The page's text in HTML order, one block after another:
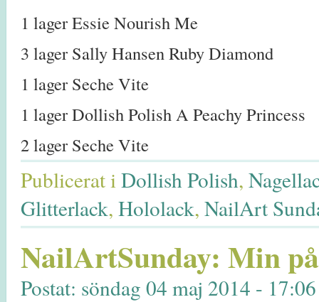
1 lager Essie Nourish Me
3 lager Sally Hansen Ruby Diamond
1 lager Seche Vite
1 lager Dollish Polish A Peachy Princess
2 lager Seche Vite
Publicerat iDollish Polish,
Glitterlack, Hololack, NailArt
NailArtSunday: Min
Postat: söndag 04 maj 2014 -